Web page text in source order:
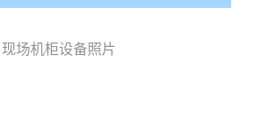
现场机柜设备照片